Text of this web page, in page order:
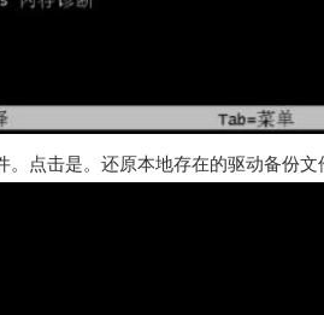
。点击是。还原本地存在的驱动备份文